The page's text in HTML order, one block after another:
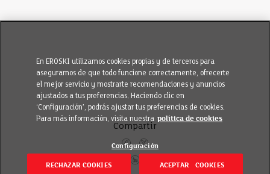
Compartir
En EROSKI utilizamos cookies propias y de terceros para
asegurarnos de que todo funcione correctamente, ofrecerte
el mejor servicio y mostrarte recomendaciones y anuncios
ajustados a tus preferencias. Haciendo clic en
‘Configuración’, podrás ajustar tus preferencias de cookies.
Para más información, visita nuestra política de cookies
Configuración
RECHAZAR COOKIES ACEPTAR COOKIES